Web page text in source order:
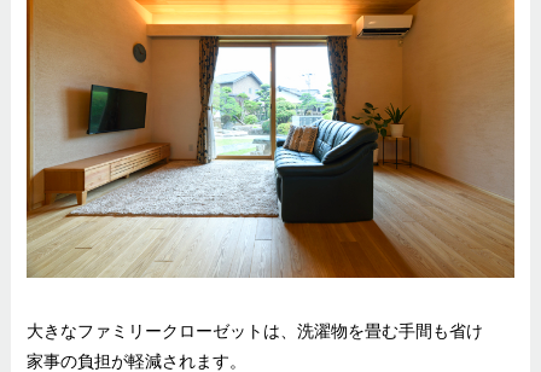
大きなファミリークローゼットは、洗濯物を畳む手間も省け
家事の負担が軽減されます。